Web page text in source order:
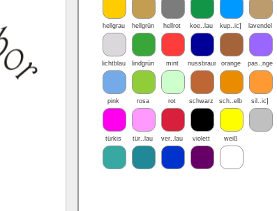
hellgrau hellgrün hellrot koe..lau kup..ic] lavendel
lichtblau lindgrün mint nussbraun orange pas..nge
pink rosa rot schwarz sch..elb sil..ic]
türkis tür..lau ver..lau violett weiß